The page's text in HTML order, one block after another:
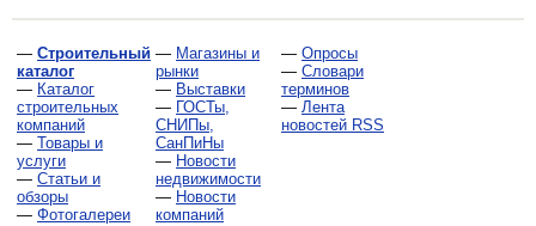
— Строительный
каталог
— Каталог
строительных
компаний
— Товары и
услуги
— Статьи и
обзоры
— Фотогалереи
— Магазины и
рынки
— Выставки
— ГОСТы,
СНИПы,
СанПиНы
— Новости
недвижимости
— Новости
компаний
— Опросы
— Словари
терминов
— Лента
новостей RSS